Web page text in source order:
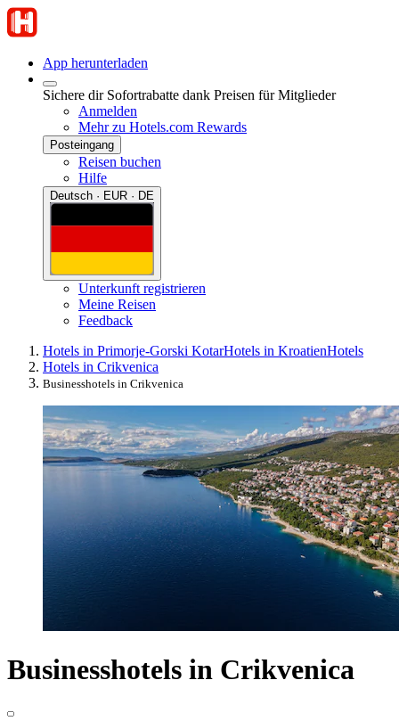
App herunterladen
Sichere dir Sofortrabatte dank Preisen für Mitglieder
Anmelden
Mehr zu Hotels.com Rewards
Posteingang
Reisen buchen
Hilfe
Deutsch · EUR · DE
Unterkunft registrieren
Meine Reisen
Feedback
Hotels in Primorje-Gorski KotarHotels in KroatienHotels
Hotels in Crikvenica
Businesshotels in Crikvenica
Businesshotels in Crikvenica